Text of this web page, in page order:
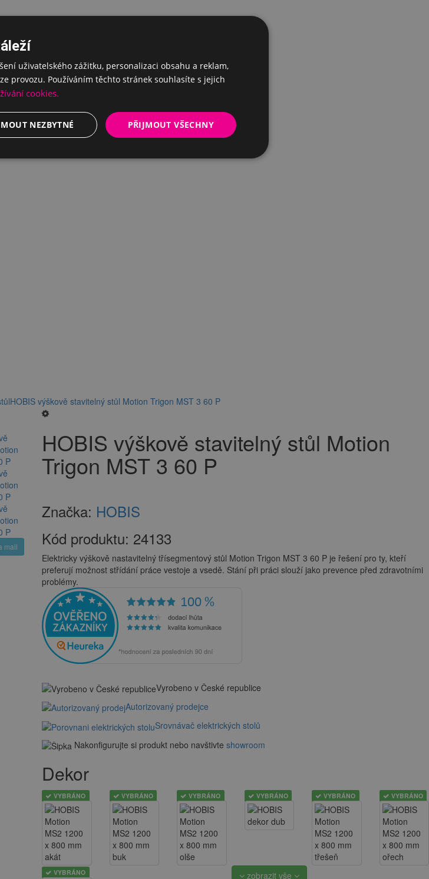
HOBIS výškově stavitelný stůl Motion Trigon MST 3 60 P
mail
HOBIS výškově stavitelný stůl Motion
Trigon MST 3 60 P
Značka: HOBIS
Kód produktu: 24133
Elektricky výškově nastavitelný třísegmentový stůl Motion Trigon MST 3 60 P je řešení pro ty, kteří
preferují možnost střídání práce vestoje a vsedě. Stání při práci slouží jako prevence před zdravotními
problémy.
Vyrobeno v České republice
Autorizovaný prodejce
Srovnávač elektrických stolů
Nakonfigurujte si produkt nebo navštivte showroom
Dekor
VYBRÁNO VYBRÁNO VYBRÁNO VYBRÁNO VYBRÁNO VYBRÁNO
VYBRÁNO zobrazit vše
uživatelského zážitku, personalizaci obsahu a reklam,
provozu. Používáním těchto stránek souhlasíte s jejich
cookies.
PŘIJMOUT VŠECHNY
NEZBYTNÉ